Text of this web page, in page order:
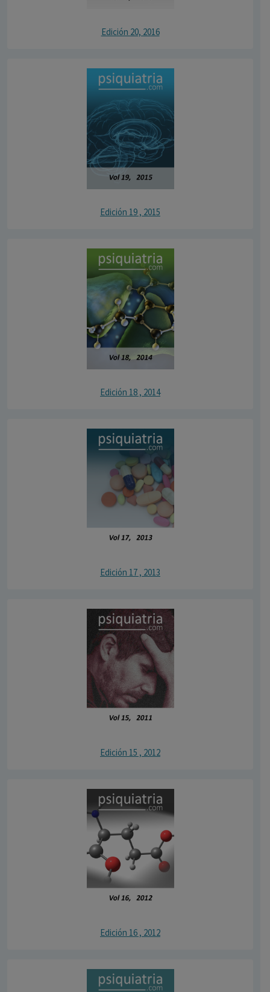
Edición 20, 2016
Edición 19 , 2015
Edición 18 , 2014
Edición 17 , 2013
Edición 15 , 2012
Edición 16 , 2012